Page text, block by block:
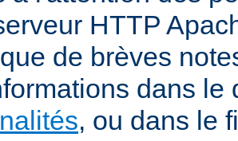
HTTP
de brèves
dans
, ou dans le